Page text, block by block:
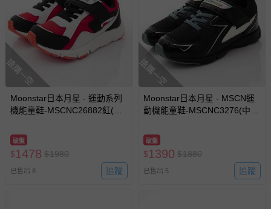
搶購一空
Moonstar日本月星 - 運動系列
機能童鞋-MSCNC26882紅(中
破盤
$1478 $1980
已售出 8 追蹤
搶購一空
Moonstar日本月星 - MSCN運
動機能童鞋-MSCNC3276(中大
破盤
$1390 $1880
已售出 5 追蹤